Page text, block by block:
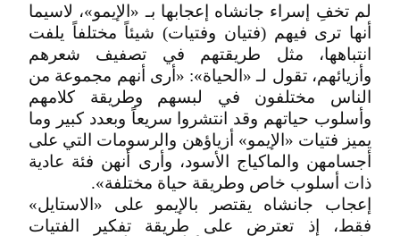
لم تخفِ إسراء جانشاه إعجابها بـ «الإيمو»، لاسيما
أنها ترى فيهم (فتيان وفتيات) شيئاً مختلفاً يلفت
انتباهها، مثل طريقتهم في تصفيف شعرهم
وأزيائهم، تقول لـ «الحياة»: «أرى أنهم مجموعة من
الناس مختلفون في لبسهم وطريقة كلامهم
وأسلوب حياتهم وقد انتشروا سريعاً وبعدد كبير وما
يميز فتيات «الإيمو» أزياؤهن والرسومات التي على
أجسامهن والماكياج الأسود، وأرى أنهن فئة عادية
ذات أسلوب خاص وطريقة حياة مختلفة».
إعجاب جانشاه يقتصر بالإيمو على «الاستايل»
فقط، إذ تعترض على طريقة تفكير الفتيات